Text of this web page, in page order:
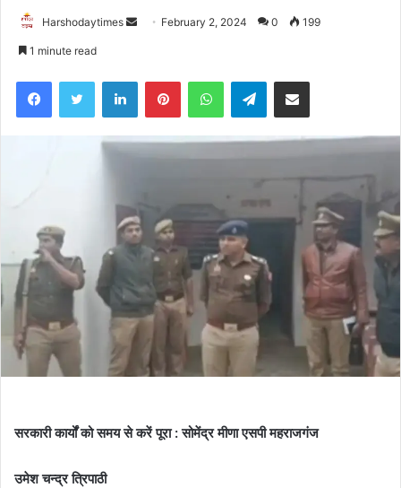
Harshodaytimes
Send February 2, 2024 0 199
1 minute read
FacebookTwitter LinkedInPinterestWhatsAppTelegramShare via Email
सरकारी कार्यों को समय से करें पूरा : सोमेंद्र मीणा एसपी महराजगंज
उमेश चन्द्र त्रिपाठी